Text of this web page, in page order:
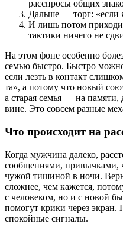
расспросы общих
Дальше — торг: «если
И лишь потом
тактики ничего не
На этом фоне особенно
семью быстро. Быстро
если лезть в контакт
та», а потому что новый
а старая семья — на памяти,
вине. Это совсем разные
Что происходит на
Когда мужчина далеко,
сообщениями, привычками,
чужой тишиной в ночи.
сложнее, чем кажется,
с человеком, но и с новой
помогут крики через
спокойные сигналы.